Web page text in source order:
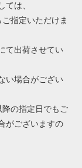
は、
指定いただけま
て出荷させてい
い場合がござい
の指定日でもご
がございますの